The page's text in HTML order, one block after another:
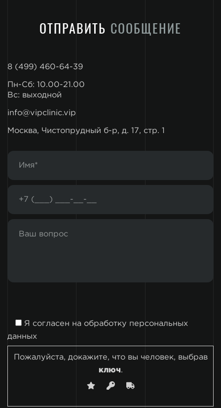
ОТПРАВИТЬ СООБЩЕНИЕ
8 (499) 460-64-39
Пн-Сб: 10.00-21.00
Вс: выходной
info@vipclinic.vip
Москва, Чистопрудный б-р, д. 17, стр. 1
Я согласен на обработку персональных
данных
Пожалуйста, докажите, что вы человек, выбрав
ключ.